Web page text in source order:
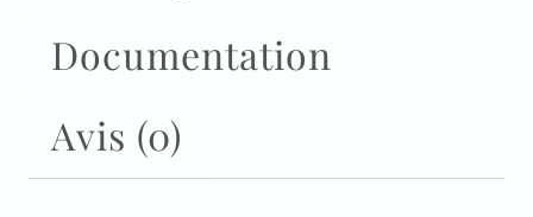
Documentation
Avis (0)